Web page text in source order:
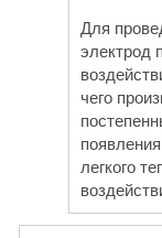
Для
электрод
чего
легкого